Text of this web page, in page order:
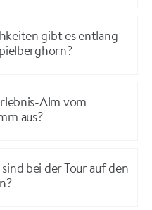
gibt es entlang
Alm vom
aus?
bei der Tour auf den